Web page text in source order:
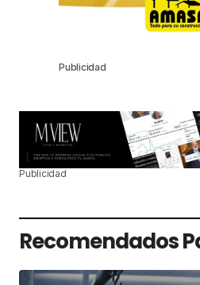
Publicidad
Publicidad
Recomendados